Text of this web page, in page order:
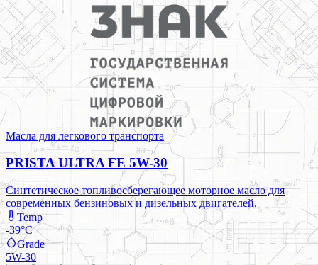
Масла для легкового транспорта
PRISTA ULTRA FE 5W-30
Синтетическое топливосберегающее моторное масло для
современных бензиновых и дизельных двигателей.
Temp
-39°C
Grade
5W-30